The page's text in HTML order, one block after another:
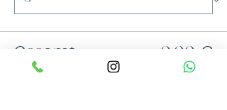
Gesamt 0,00 €